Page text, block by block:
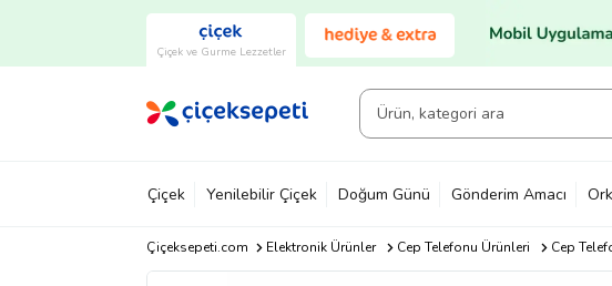
Çiçek ve Gurme Lezzetler
Çiçek Yenilebilir Çiçek Doğum Günü Gönderim Amacı
Çiçeksepeti.com Elektronik Ürünler Cep Telefonu Ürünleri Cep